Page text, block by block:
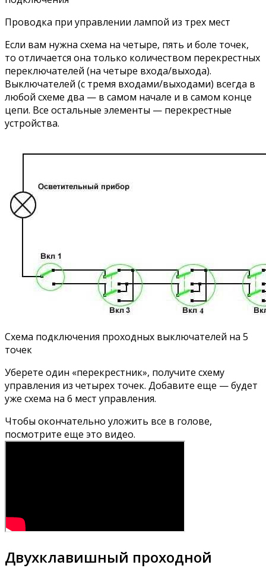
Проводка при управлении лампой из трех мест
Если вам нужна схема на четыре, пять и боле точек,
то отличается она только количеством перекрестных
переключателей (на четыре входа/выхода).
Выключателей (с тремя входами/выходами) всегда в
любой схеме два — в самом начале и в самом конце
цепи. Все остальные элементы — перекрестные
устройства.
Схема подключения проходных выключателей на 5
точек
Уберете один «перекрестник», получите схему
управления из четырех точек. Добавите еще — будет
уже схема на 6 мест управления.
Чтобы окончательно уложить все в голове,
посмотрите еще это видео.
Двухклавишный проходной